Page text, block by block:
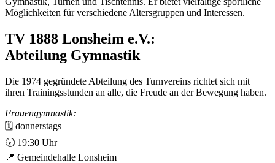
Möglichkeiten für verschiedene Altersgruppen und Interessen.
TV 1888 Lonsheim e.V.:
Abteilung Gymnastik
Die 1974 gegründete Abteilung des Turnvereins richtet sich mit
ihren Trainingsstunden an alle, die Freude an der Bewegung haben.
Frauengymnastik:
🗓️ donnerstags
🕢 19:30 Uhr
📍 Gemeindehalle Lonsheim